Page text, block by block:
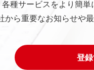
各種サービスをより簡単
から重要なお知らせや
登